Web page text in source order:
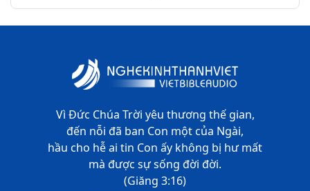
Gióp - Chương 31
Gióp - Chương 33
Gióp - Chương 34
Gióp - Chương 35
Gióp - Chương 36
Vì Đức Chúa Trời yêu thương thế gian,
đến nỗi đã ban Con một của Ngài,
hầu cho hễ ai tin Con ấy không bị hư mất
mà được sự sống đời đời.
(Giăng 3:16)